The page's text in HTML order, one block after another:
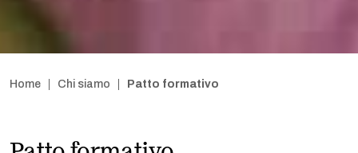
Home Chi siamo Patto formativo